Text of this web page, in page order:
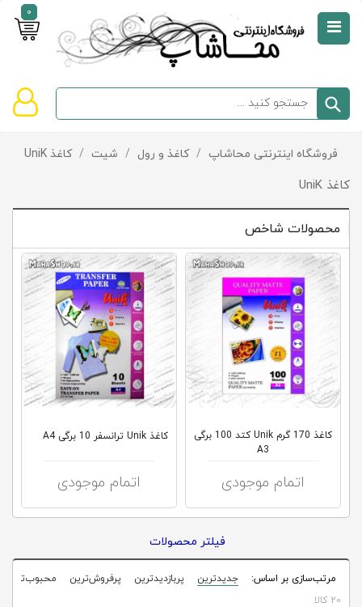
0
صفحه
دسته‌بندی
و
پیشنهادها
تماس
کلاب
محاشاپ
سبد
خالی
فروشگاه اینترنتی محاشاپ / کاغذ و رول / شیت / کاغذ UniK
کاغذ UniK
محصولات شاخص
کاغذ 170 گرم Unik کتد 100 برگی
A3
اتمام موجودی
کاغذ Unik ترانسفر 10 برگی A4
اتمام موجودی
فیلتر محصولات
مرتب‌سازی بر اساس: جدیدترین پربازدیدترین پرفروش‌ترین
محبوب‌ترین
20 کالا